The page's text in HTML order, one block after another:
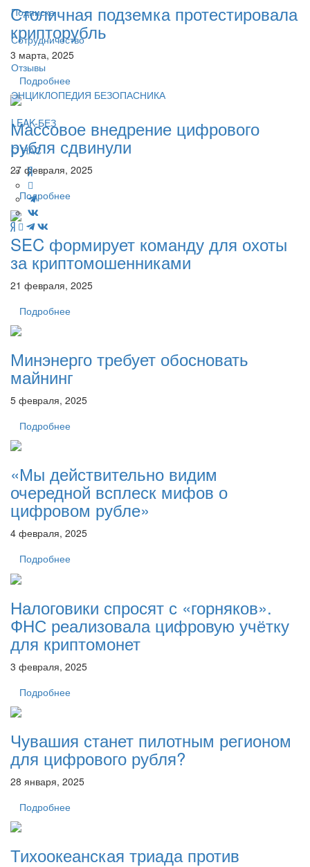
Подписка
Сотрудничество
Отзывы
ЭНЦИКЛОПЕДИЯ БЕЗОПАСНИКА
LEAK-БЕЗ
О НАС
Столичная подземка протестировала
крипторубль
3 марта, 2025
Подробнее
Массовое внедрение цифрового
рубля сдвинули
27 февраля, 2025
Подробнее
SEC формирует команду для охоты
за криптомошенниками
21 февраля, 2025
Подробнее
Минэнерго требует обосновать
майнинг
5 февраля, 2025
Подробнее
«Мы действительно видим
очередной всплеск мифов о
цифровом рубле»
4 февраля, 2025
Подробнее
Налоговики спросят с «горняков».
ФНС реализовала цифровую учётку
для криптомонет
3 февраля, 2025
Подробнее
Чувашия станет пилотным регионом
для цифрового рубля?
28 января, 2025
Подробнее
Тихоокеанская триада против